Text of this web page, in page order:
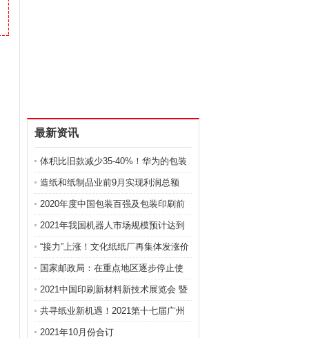
最新资讯
体积比旧款减少35-40%！华为的包装
盒里
造纸和纸制品业前9月实现利润总额
648亿
2020年度中国包装百强及包装印刷前
50名
2021年我国机器人市场规模预计达到
839
“接力”上涨！文化纸纸厂再集体发涨价
国家邮政局：在重点地区逐步停止使
用不
2021中国印刷新材料新技术展览会 暨
中
共寻纸业新机遇！2021第十七届广州
国际
2021年10月份合订